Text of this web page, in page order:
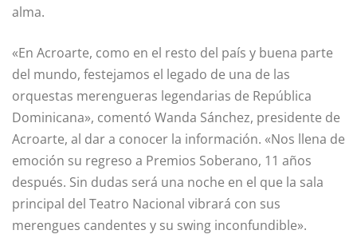
alma.
«En Acroarte, como en el resto del país y buena parte
del mundo, festejamos el legado de una de las
orquestas merengueras legendarias de República
Dominicana», comentó Wanda Sánchez, presidente de
Acroarte, al dar a conocer la información. «Nos llena de
emoción su regreso a Premios Soberano, 11 años
después. Sin dudas será una noche en el que la sala
principal del Teatro Nacional vibrará con sus
merengues candentes y su swing inconfundible».